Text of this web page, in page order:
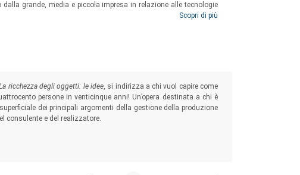
grande, media e piccola impresa in relazione alle tecnologie
ipotizzato soluzioni differenziate che consentono comunque un
Scopri di più
ricchezza degli oggetti: le idee, si indirizza a chi vuol capire come
persone in venticinque anni! Un’opera destinata a chi è
dei principali argomenti della gestione della produzione
consulente e del realizzatore.